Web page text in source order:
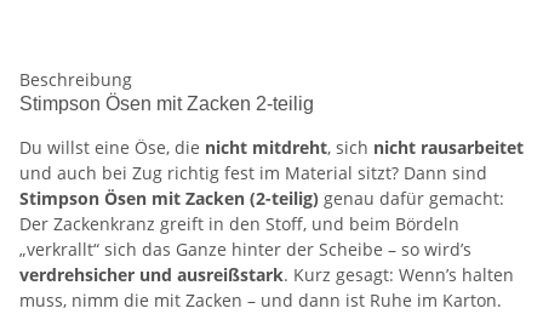
Beschreibung
Stimpson Ösen mit Zacken 2-teilig
Du willst eine Öse, die nicht mitdreht, sich nicht rausarbeitet
und auch bei Zug richtig fest im Material sitzt? Dann sind
Stimpson Ösen mit Zacken (2-teilig) genau dafür gemacht:
Der Zackenkranz greift in den Stoff, und beim Bördeln
„verkrallt“ sich das Ganze hinter der Scheibe – so wird’s
verdrehsicher und ausreißstark. Kurz gesagt: Wenn’s halten
muss, nimm die mit Zacken – und dann ist Ruhe im Karton.